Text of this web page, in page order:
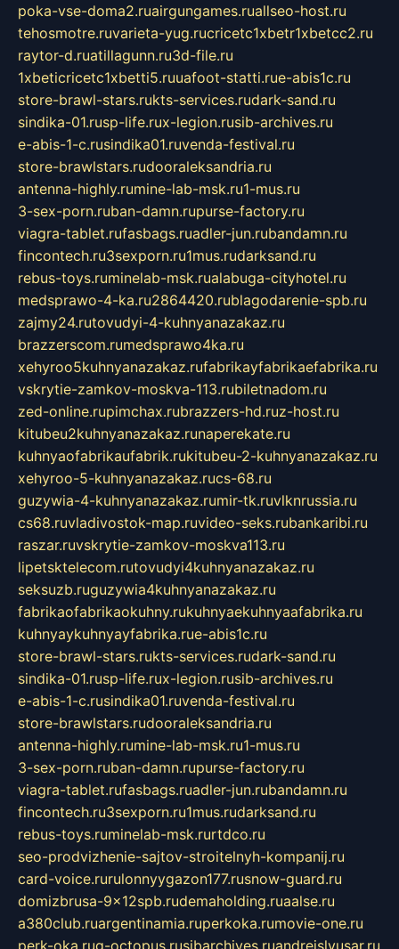
poka-vse-doma2.ruairgungames.ruallseo-host.ru
tehosmotre.ruvarieta-yug.rucricetc1xbetr1xbetcc2.ru
raytor-d.ruatillagunn.ru3d-file.ru
1xbeticricetc1xbetti5.ruuafoot-statti.rue-abis1c.ru
store-brawl-stars.rukts-services.rudark-sand.ru
sindika-01.rusp-life.rux-legion.rusib-archives.ru
e-abis-1-c.rusindika01.ruvenda-festival.ru
store-brawlstars.rudooraleksandria.ru
antenna-highly.rumine-lab-msk.ru1-mus.ru
3-sex-porn.ruban-damn.rupurse-factory.ru
viagra-tablet.rufasbags.ruadler-jun.rubandamn.ru
fincontech.ru3sexporn.ru1mus.rudarksand.ru
rebus-toys.ruminelab-msk.rualabuga-cityhotel.ru
medsprawo-4-ka.ru2864420.rublagodarenie-spb.ru
zajmy24.rutovudyi-4-kuhnyanazakaz.ru
brazzerscom.rumedsprawo4ka.ru
xehyroo5kuhnyanazakaz.rufabrikayfabrikaefabrika.ru
vskrytie-zamkov-moskva-113.rubiletnadom.ru
zed-online.rupimchax.rubrazzers-hd.ruz-host.ru
kitubeu2kuhnyanazakaz.runaperekate.ru
kuhnyaofabrikaufabrik.rukitubeu-2-kuhnyanazakaz.ru
xehyroo-5-kuhnyanazakaz.rucs-68.ru
guzywia-4-kuhnyanazakaz.rumir-tk.ruvlknrussia.ru
cs68.ruvladivostok-map.ruvideo-seks.rubankaribi.ru
raszar.ruvskrytie-zamkov-moskva113.ru
lipetsktelecom.rutovudyi4kuhnyanazakaz.ru
seksuzb.ruguzywia4kuhnyanazakaz.ru
fabrikaofabrikaokuhny.rukuhnyaekuhnyaafabrika.ru
kuhnyaykuhnyayfabrika.rue-abis1c.ru
store-brawl-stars.rukts-services.rudark-sand.ru
sindika-01.rusp-life.rux-legion.rusib-archives.ru
e-abis-1-c.rusindika01.ruvenda-festival.ru
store-brawlstars.rudooraleksandria.ru
antenna-highly.rumine-lab-msk.ru1-mus.ru
3-sex-porn.ruban-damn.rupurse-factory.ru
viagra-tablet.rufasbags.ruadler-jun.rubandamn.ru
fincontech.ru3sexporn.ru1mus.rudarksand.ru
rebus-toys.ruminelab-msk.rurtdco.ru
seo-prodvizhenie-sajtov-stroitelnyh-kompanij.ru
card-voice.rurulonnyygazon177.rusnow-guard.ru
domizbrusa-9x12spb.rudemaholding.ruaalse.ru
a380club.ruargentinamia.ruperkoka.rumovie-one.ru
perk-oka.rug-octopus.rusibarchives.ruandreislyusar.ru